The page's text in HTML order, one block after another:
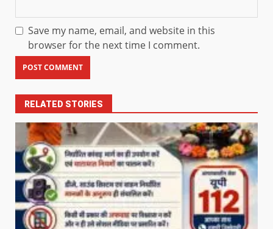
Save my name, email, and website in this
browser for the next time I comment.
RELATED STORIES